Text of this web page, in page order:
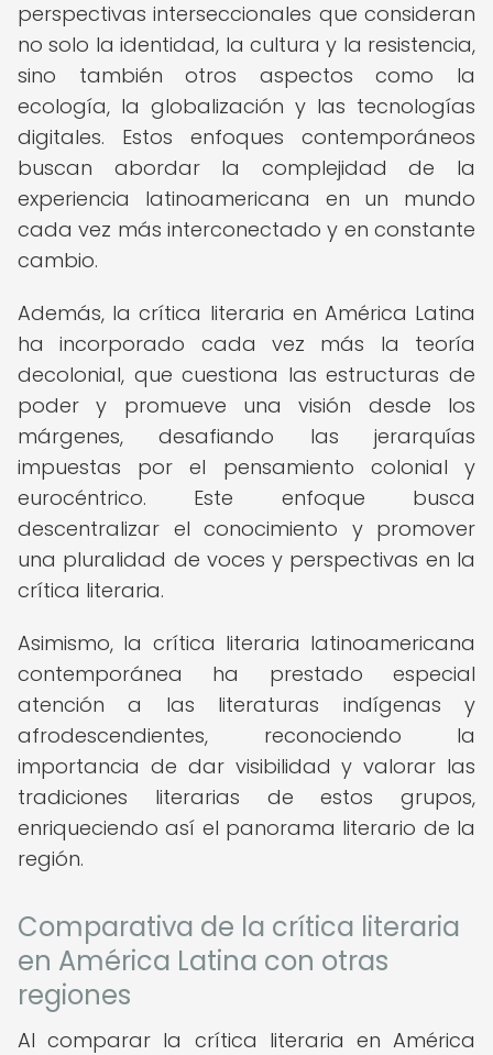
perspectivas interseccionales que consideran
no solo la identidad, la cultura y la resistencia,
sino también otros aspectos como la
ecología, la globalización y las tecnologías
digitales. Estos enfoques contemporáneos
buscan abordar la complejidad de la
experiencia latinoamericana en un mundo
cada vez más interconectado y en constante
cambio.
Además, la crítica literaria en América Latina
ha incorporado cada vez más la teoría
decolonial, que cuestiona las estructuras de
poder y promueve una visión desde los
márgenes, desafiando las jerarquías
impuestas por el pensamiento colonial y
eurocéntrico. Este enfoque busca
descentralizar el conocimiento y promover
una pluralidad de voces y perspectivas en la
crítica literaria.
Asimismo, la crítica literaria latinoamericana
contemporánea ha prestado especial
atención a las literaturas indígenas y
afrodescendientes, reconociendo la
importancia de dar visibilidad y valorar las
tradiciones literarias de estos grupos,
enriqueciendo así el panorama literario de la
región.
Comparativa de la crítica literaria
en América Latina con otras
regiones
Al comparar la crítica literaria en América